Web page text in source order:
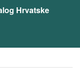
Hrvatske